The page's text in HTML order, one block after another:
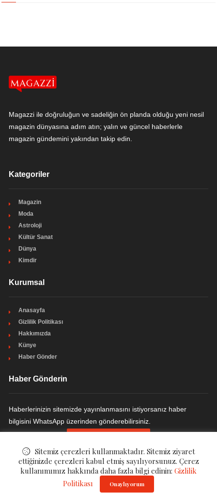
Magazzi ile doğruluğun ve sadeliğin ön planda olduğu yeni nesil
magazin dünyasına adım atın; yalın ve güncel haberlerle
magazin gündemini yakından takip edin.
Kategoriler
Magazin
Moda
Astroloji
Kültür Sanat
Dünya
Kimdir
Kurumsal
Anasayfa
Gizlilik Politikası
Hakkımızda
Künye
Haber Gönder
Haber Gönderin
Haberlerinizin sitemizde yayınlanmasını istiyorsanız haber
bilgisini WhatsApp üzerinden gönderebilirsiniz.
Magazzi - Magazin Haberleri . All Rights Reserved.
Sitemiz çerezleri kullanmaktadır. Sitemiz ziyaret
ettiğinizde çerezleri kabul etmiş sayılıyorsunuz. Çerez
kullanımımız hakkında daha fazla bilgi edinin: Gizlilik
Politikası
Onaylıyorum